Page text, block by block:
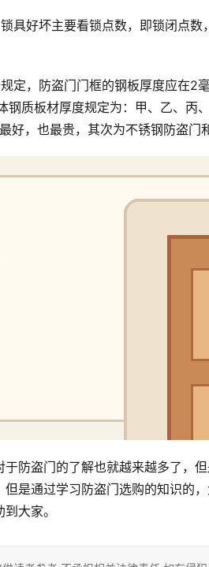
具好坏主要看锁点数，即锁闭点
定，防盗门门框的钢板厚度应在2
质板材厚度规定为：甲、乙、丙
好，也最贵，其次为不锈钢防盗门
防盗门的了解也就越来越多了，但
是通过学习防盗门选购的知识的
大家。